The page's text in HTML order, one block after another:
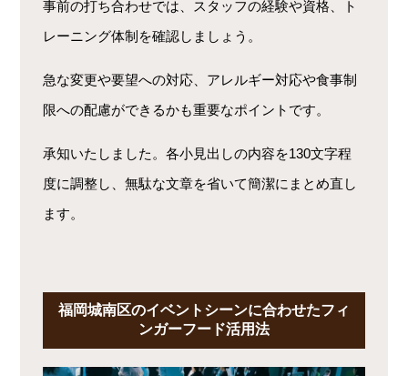
事前の打ち合わせでは、スタッフの経験や資格、ト
レーニング体制を確認しましょう。
急な変更や要望への対応、アレルギー対応や食事制
限への配慮ができるかも重要なポイントです。
承知いたしました。各小見出しの内容を130文字程
度に調整し、無駄な文章を省いて簡潔にまとめ直し
ます。
福岡城南区のイベントシーンに合わせたフィ
ンガーフード活用法